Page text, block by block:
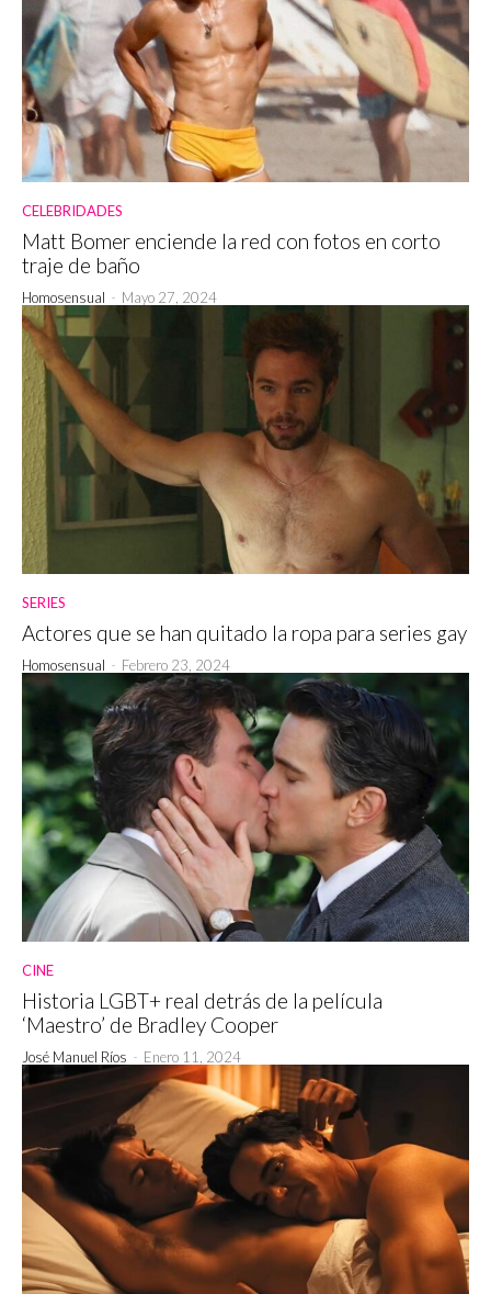
CELEBRIDADES
Matt Bomer enciende la red con fotos en corto
traje de baño
Homosensual - Mayo 27, 2024
SERIES
Actores que se han quitado la ropa para series gay
Homosensual - Febrero 23, 2024
CINE
Historia LGBT+ real detrás de la película
‘Maestro’ de Bradley Cooper
José Manuel Ríos - Enero 11, 2024